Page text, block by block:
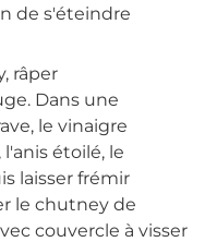
de s'éteindre
râper
Dans une
le vinaigre
étoilé, le
laisser frémir
le chutney de
couvercle à visser